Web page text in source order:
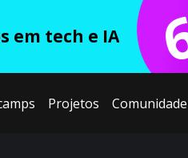
em tech e IA
Projetos Comunidade